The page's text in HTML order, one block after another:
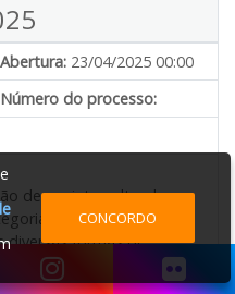
Abertura: 23/04/2025 00:00
Número do processo:
de projeto cultural para
descrita no Anexo I,
diversas formas de
de Mariópolis.
CONCORDO